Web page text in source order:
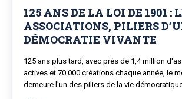
125 ANS DE LA LOI DE 1901 :
ASSOCIATIONS, PILIERS
DÉMOCRATIE VIVANTE
125 ans plus tard, avec près de 1,4 million
actives et 70 000 créations chaque année, le
demeure l'un des piliers de la vie